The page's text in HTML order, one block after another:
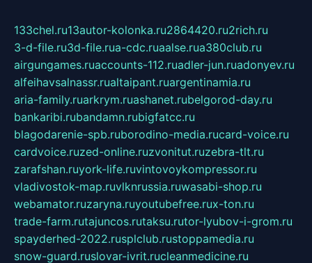
133chel.ru13autor-kolonka.ru2864420.ru2rich.ru
3-d-file.ru3d-file.rua-cdc.ruaalse.rua380club.ru
airgungames.ruaccounts-112.ruadler-jun.ruadonyev.ru
alfeihavsalnassr.rualtaipant.ruargentinamia.ru
aria-family.ruarkrym.ruashanet.rubelgorod-day.ru
bankaribi.rubandamn.rubigfatcc.ru
blagodarenie-spb.ruborodino-media.rucard-voice.ru
cardvoice.ruzed-online.ruzvonitut.ruzebra-tlt.ru
zarafshan.ruyork-life.ruvintovoykompressor.ru
vladivostok-map.ruvlknrussia.ruwasabi-shop.ru
webamator.ruzaryna.ruyoutubefree.rux-ton.ru
trade-farm.rutajuncos.rutaksu.rutor-lyubov-i-grom.ru
spayderhed-2022.rusplclub.rustoppamedia.ru
snow-guard.ruslovar-ivrit.rucleanmedicine.ru